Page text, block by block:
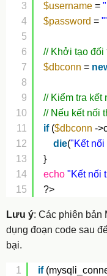
3
4
5
6
7
8
9
10
11
12
13
14
15
$username =
$password =
// Khởi tạo
$dbconn =
// Kiểm tra kết
// Nếu kết nối
if ($dbconn -
die("Kết nối
}
echo "Kết nối
?>
Lưu ý: Các phiên bản
dụng đoạn code sau
bại.
1
if